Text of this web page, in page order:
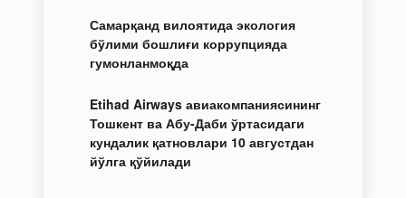
Самарқанд вилоятида экология
бўлими бошлиғи коррупцияда
гумонланмоқда
Etihad Airways авиакомпаниясининг
Тошкент ва Абу-Даби ўртасидаги
кундалик қатновлари 10 августдан
йўлга қўйилади